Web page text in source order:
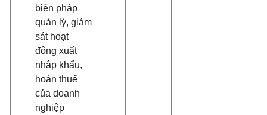
biện pháp
quản lý, giám
sát hoạt
động xuất
nhập khẩu,
hoàn thuế
của doanh
nghiệp